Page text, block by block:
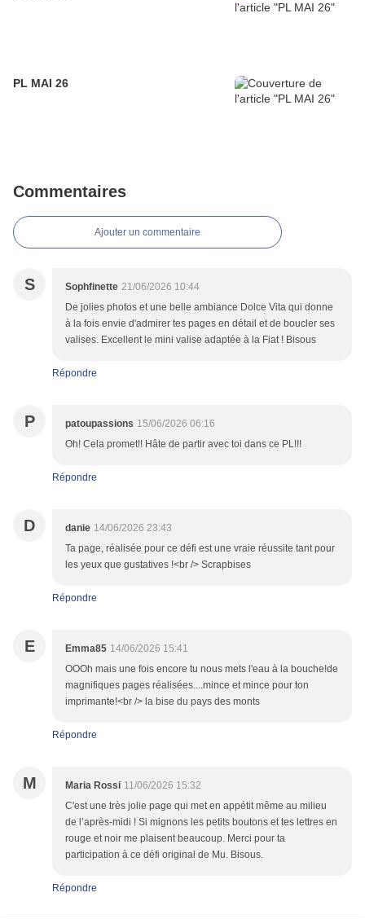
PL MAI 26
Commentaires
Ajouter un commentaire
S Sophfinette 21/06/2026 10:44
De jolies photos et une belle ambiance Dolce Vita qui donne
à la fois envie d'admirer tes pages en détail et de boucler ses
valises. Excellent le mini valise adaptée à la Fiat ! Bisous
Répondre
P patoupassions 15/06/2026 06:16
Oh! Cela promet!! Hâte de partir avec toi dans ce PL!!!
Répondre
D danie 14/06/2026 23:43
Ta page, réalisée pour ce défi est une vraie réussite tant pour
les yeux que gustatives !<br /> Scrapbises
Répondre
E Emma85 14/06/2026 15:41
OOOh mais une fois encore tu nous mets l'eau à la bouche!de
magnifiques pages réalisées....mince et mince pour ton
imprimante!<br /> la bise du pays des monts
Répondre
M Maria Rossi 11/06/2026 15:32
C'est une très jolie page qui met en appétit même au milieu
de l’après-midi ! Si mignons les petits boutons et tes lettres en
rouge et noir me plaisent beaucoup. Merci pour ta
participation à ce défi original de Mu. Bisous.
Répondre